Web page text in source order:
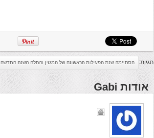
תגיות: הסתיימה שנת הפעילות הראשונה של המגזין והחלה השנה החדשה
אודות Gabi